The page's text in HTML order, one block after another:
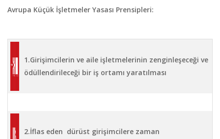
Avrupa Küçük İşletmeler Yasası Prensipleri:
1.Girişimcilerin ve aile işletmelerinin zenginleşeceği ve
ödüllendirileceği bir iş ortamı yaratılması
2.İflas eden dürüst girişimcilere zaman